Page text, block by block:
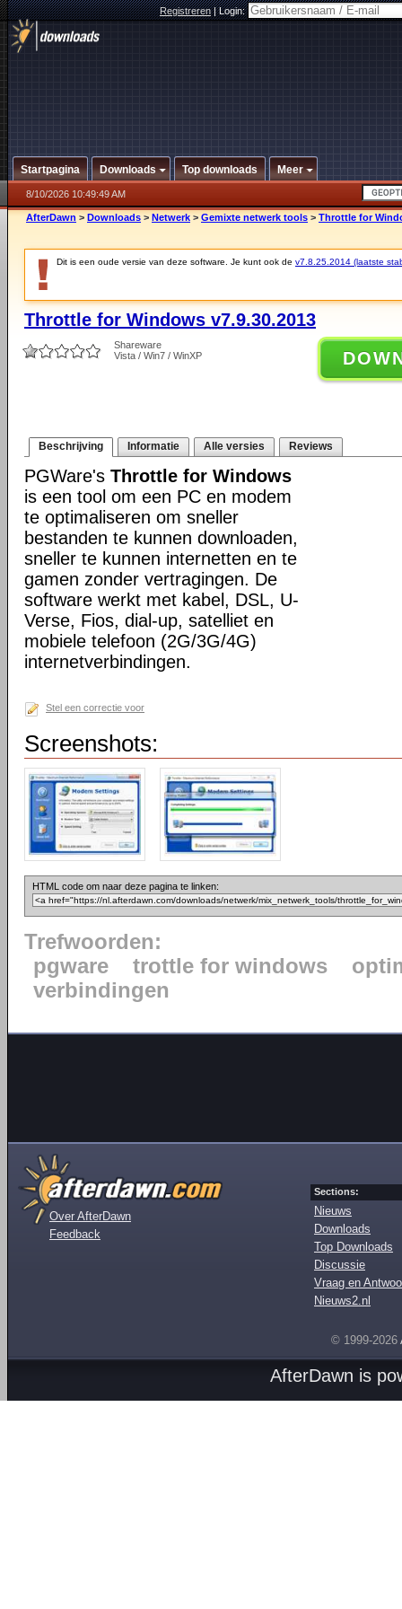
Registreren|Login:
Startpagina Downloads Top downloads Meer
8/10/2026 10:49:49 AM
AfterDawn > Downloads > Netwerk > Gemixte netwerk tools > Throttle for
Dit is een oude versie van deze software. Je kunt ook de v7.8.25.2014 (laatste
Throttle for Windows v7.9.30.2013
Shareware
Vista / Win7 / WinXP
Beschrijving Informatie Alle versies Reviews
PGWare's Throttle for Windows
is een tool om een PC en modem
te optimaliseren om sneller
bestanden te kunnen downloaden,
sneller te kunnen internetten en te
gamen zonder vertragingen. De
software werkt met kabel, DSL, U-
Verse, Fios, dial-up, satelliet en
mobiele telefoon (2G/3G/4G)
internetverbindingen.
Stel een correctie voor
Screenshots:
HTML code om naar deze pagina te linken:
Trefwoorden:
pgware
trottle for windows
verbindingen
Over AfterDawn
Feedback
Sections:
Nieuws
Downloads
Top Downloads
Discussie
Vraag en
Nieuws2.nl
© 1999-2026
AfterDawn is